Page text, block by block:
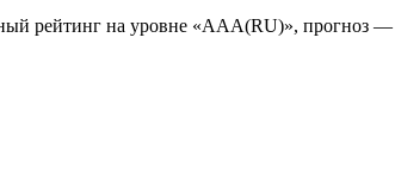
рейтинг на уровне «ААА(RU)», прогноз